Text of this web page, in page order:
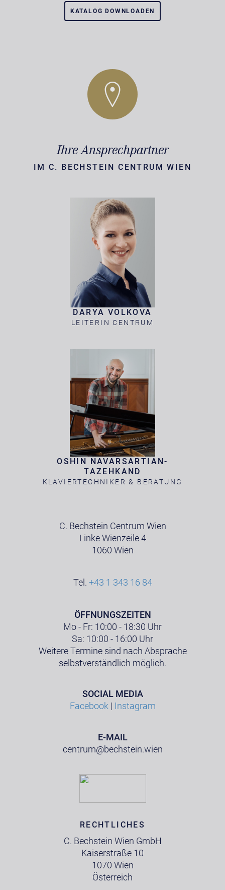
KATALOG DOWNLOADEN
Ihre Ansprechpartner
IM C. BECHSTEIN CENTRUM WIEN
DARYA VOLKOVA
LEITERIN CENTRUM
OSHIN NAVARSARTIAN-
TAZEHKAND
KLAVIERTECHNIKER & BERATUNG
C. Bechstein Centrum Wien
Linke Wienzeile 4
1060 Wien
Tel. +43 1 343 16 84
ÖFFNUNGSZEITEN
Mo - Fr: 10:00 - 18:30 Uhr
Sa: 10:00 - 16:00 Uhr
Weitere Termine sind nach Absprache
selbstverständlich möglich.
SOCIAL MEDIA
Facebook | Instagram
E-MAIL
centrum@bechstein.wien
RECHTLICHES
C. Bechstein Wien GmbH
Kaiserstraße 10
1070 Wien
Österreich